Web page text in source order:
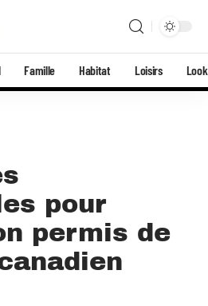
Famille Habitat Loisirs Look
pour
permis de